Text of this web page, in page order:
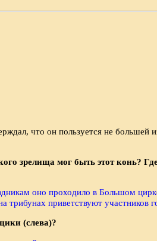
что он пользуется не большей
зрелища мог быть этот конь?
оно проходило в Большом
приветствуют участников
(слева)?